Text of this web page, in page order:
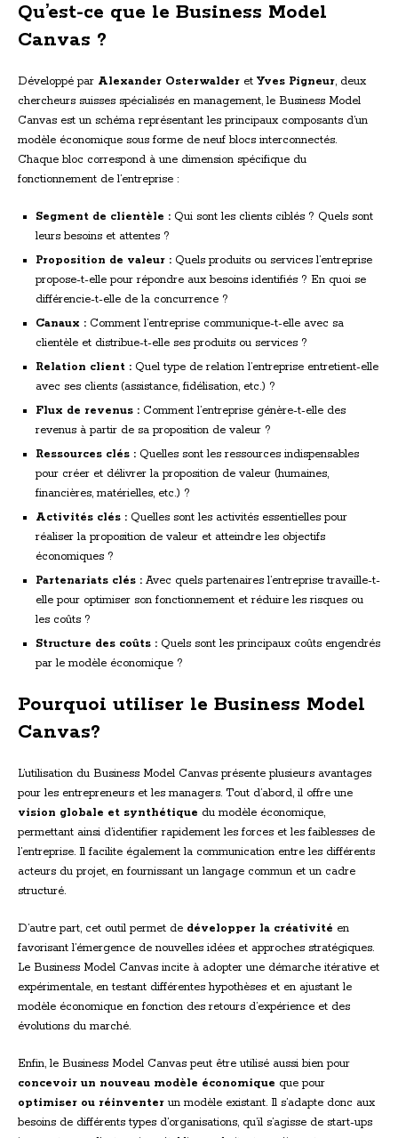
Qu’est-ce que le Business Model
Canvas ?
Développé par Alexander Osterwalder et Yves Pigneur, deux
chercheurs suisses spécialisés en management, le Business Model
Canvas est un schéma représentant les principaux composants d’un
modèle économique sous forme de neuf blocs interconnectés.
Chaque bloc correspond à une dimension spécifique du
fonctionnement de l’entreprise :
Segment de clientèle : Qui sont les clients ciblés ? Quels sont
leurs besoins et attentes ?
Proposition de valeur : Quels produits ou services l’entreprise
propose-t-elle pour répondre aux besoins identifiés ? En quoi se
différencie-t-elle de la concurrence ?
Canaux : Comment l’entreprise communique-t-elle avec sa
clientèle et distribue-t-elle ses produits ou services ?
Relation client : Quel type de relation l’entreprise entretient-elle
avec ses clients (assistance, fidélisation, etc.) ?
Flux de revenus : Comment l’entreprise génère-t-elle des
revenus à partir de sa proposition de valeur ?
Ressources clés : Quelles sont les ressources indispensables
pour créer et délivrer la proposition de valeur (humaines,
financières, matérielles, etc.) ?
Activités clés : Quelles sont les activités essentielles pour
réaliser la proposition de valeur et atteindre les objectifs
économiques ?
Partenariats clés : Avec quels partenaires l’entreprise travaille-t-
elle pour optimiser son fonctionnement et réduire les risques ou
les coûts ?
Structure des coûts : Quels sont les principaux coûts engendrés
par le modèle économique ?
Pourquoi utiliser le Business Model
Canvas?
L’utilisation du Business Model Canvas présente plusieurs avantages
pour les entrepreneurs et les managers. Tout d’abord, il offre une
vision globale et synthétique du modèle économique,
permettant ainsi d’identifier rapidement les forces et les faiblesses de
l’entreprise. Il facilite également la communication entre les différents
acteurs du projet, en fournissant un langage commun et un cadre
structuré.
D’autre part, cet outil permet de développer la créativité en
favorisant l’émergence de nouvelles idées et approches stratégiques.
Le Business Model Canvas incite à adopter une démarche itérative et
expérimentale, en testant différentes hypothèses et en ajustant le
modèle économique en fonction des retours d’expérience et des
évolutions du marché.
Enfin, le Business Model Canvas peut être utilisé aussi bien pour
concevoir un nouveau modèle économique que pour
optimiser ou réinventer un modèle existant. Il s’adapte donc aux
besoins de différents types d’organisations, qu’il s’agisse de start-ups